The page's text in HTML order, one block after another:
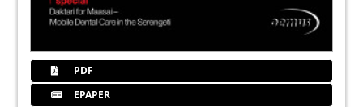
PDF
EPAPER